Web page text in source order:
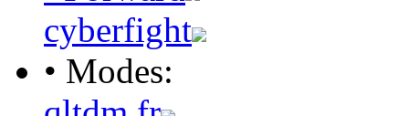
cyberfight
• Modes: